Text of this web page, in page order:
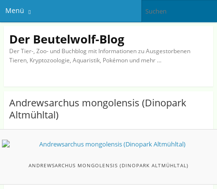
Menü
Der Beutelwolf-Blog
Der Tier-, Zoo- und Buchblog mit Informationen zu Ausgestorbenen
Tieren, Kryptozoologie, Aquaristik, Pokémon und mehr …
Andrewsarchus mongolensis (Dinopark
Altmühltal)
ANDREWSARCHUS MONGOLENSIS (DINOPARK ALTMÜHLTAL)